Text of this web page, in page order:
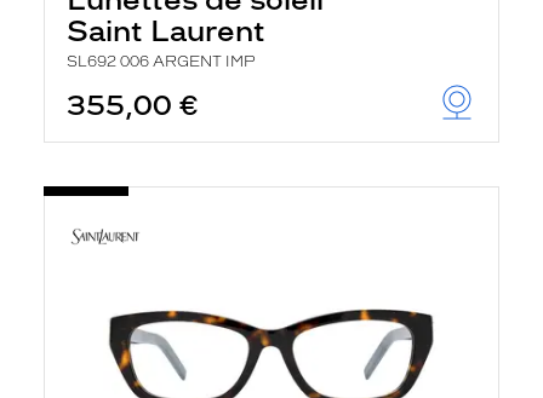
Saint Laurent
SL692 006 ARGENT IMP
355,00 €